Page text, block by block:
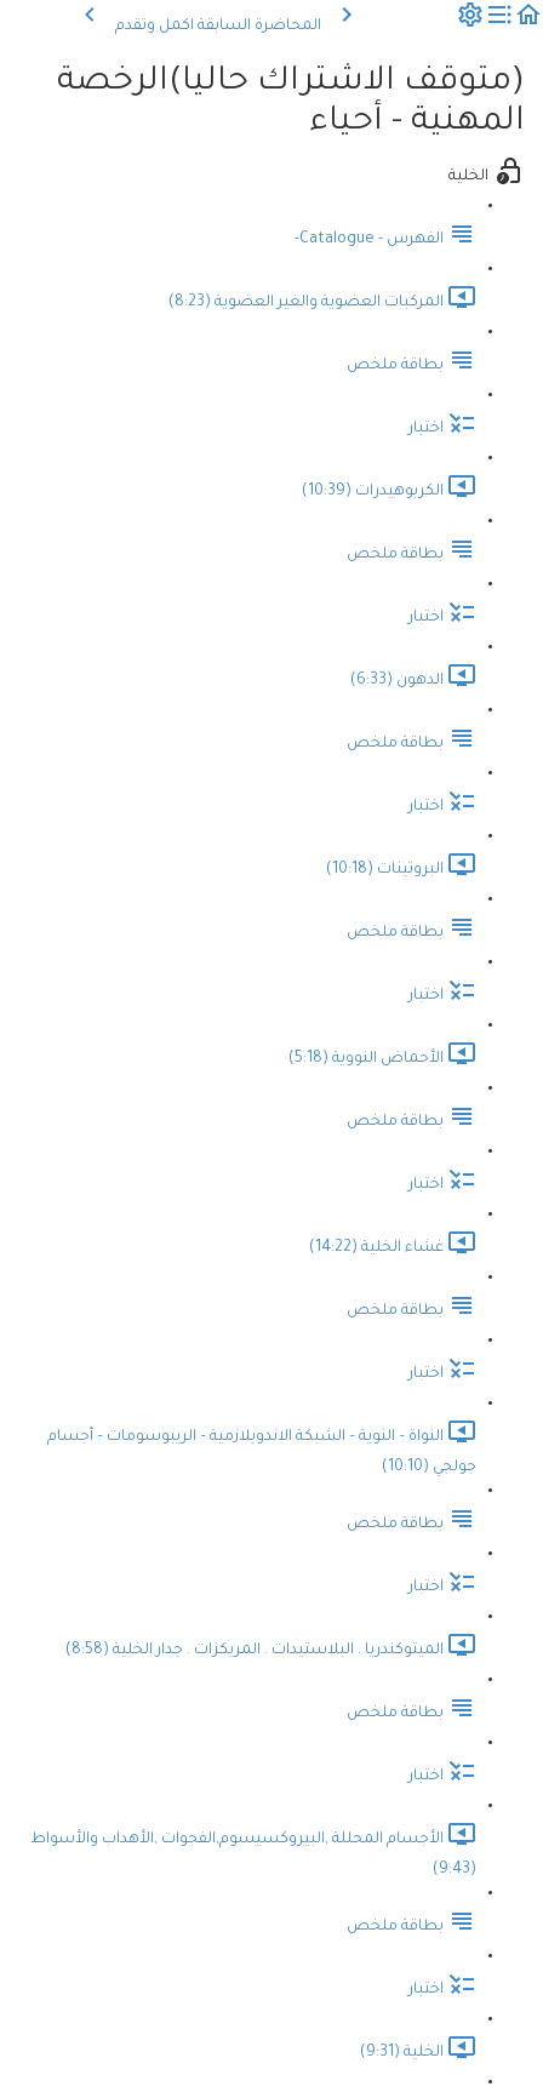
المحاضرة السابقة اكمل وتقدم
(متوقف الاشتراك حاليا)الرخصة
المهنية - أحياء
الخلية
الفهرس - Catalogue-
المركبات العضوية والغير العضوية (8:23)
بطاقة ملخص
اختبار
الكربوهيدرات (10:39)
بطاقة ملخص
اختبار
الدهون (6:33)
بطاقة ملخص
اختبار
البروتينات (10:18)
بطاقة ملخص
اختبار
الأحماض النووية (5:18)
بطاقة ملخص
اختبار
غشاء الخلية (14:22)
بطاقة ملخص
اختبار
النواة – النوية – الشبكة الاندوبلازمية – الريبوسومات – أجسام
جولجي (10:10)
بطاقة ملخص
اختبار
الميتوكندريا . البلاستيدات . المريكزات . جدار الخلية (8:58)
بطاقة ملخص
اختبار
الأجسام المحللة ,البيروكسيسوم,الفجوات ,الأهداب والأسواط
(9:43)
بطاقة ملخص
اختبار
الخلية (9:31)